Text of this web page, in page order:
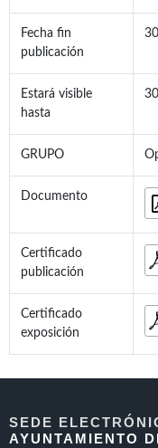
Fecha fin
publicación
Estará visible
hasta
GRUPO
Documento
Certificado
publicación
Certificado
exposición
SEDE
AYUNTAMIENTO